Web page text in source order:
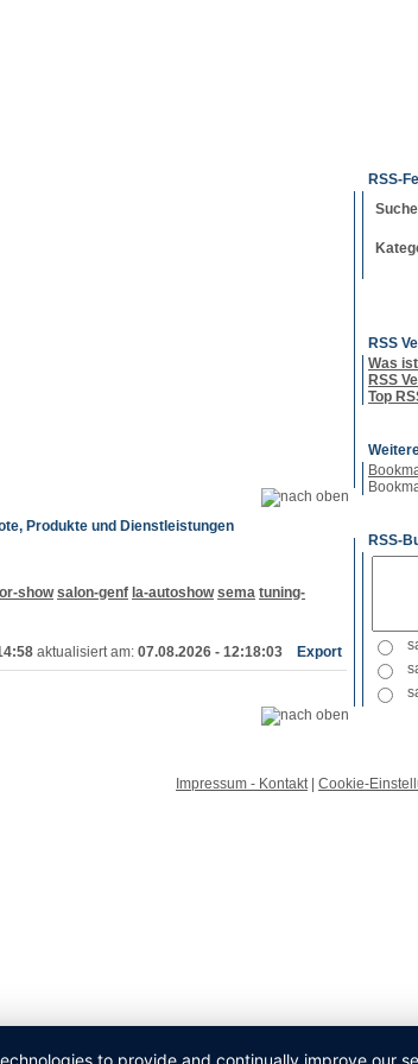
Produkte und Dienstleistungen
show salon-genf la-autoshow sema tuning-
aktualisiert am: 07.08.2026 - 12:18:03 Export
RSS-
RSS
Was
RSS
Top
RSS-
Impressum - Kontakt| Cookie-
to provide and continually improve our